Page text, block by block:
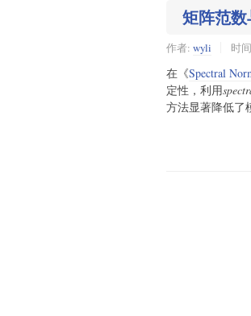
矩阵范
作者: wyli 时
在《Spectral
定性，利用
方法显著降低了